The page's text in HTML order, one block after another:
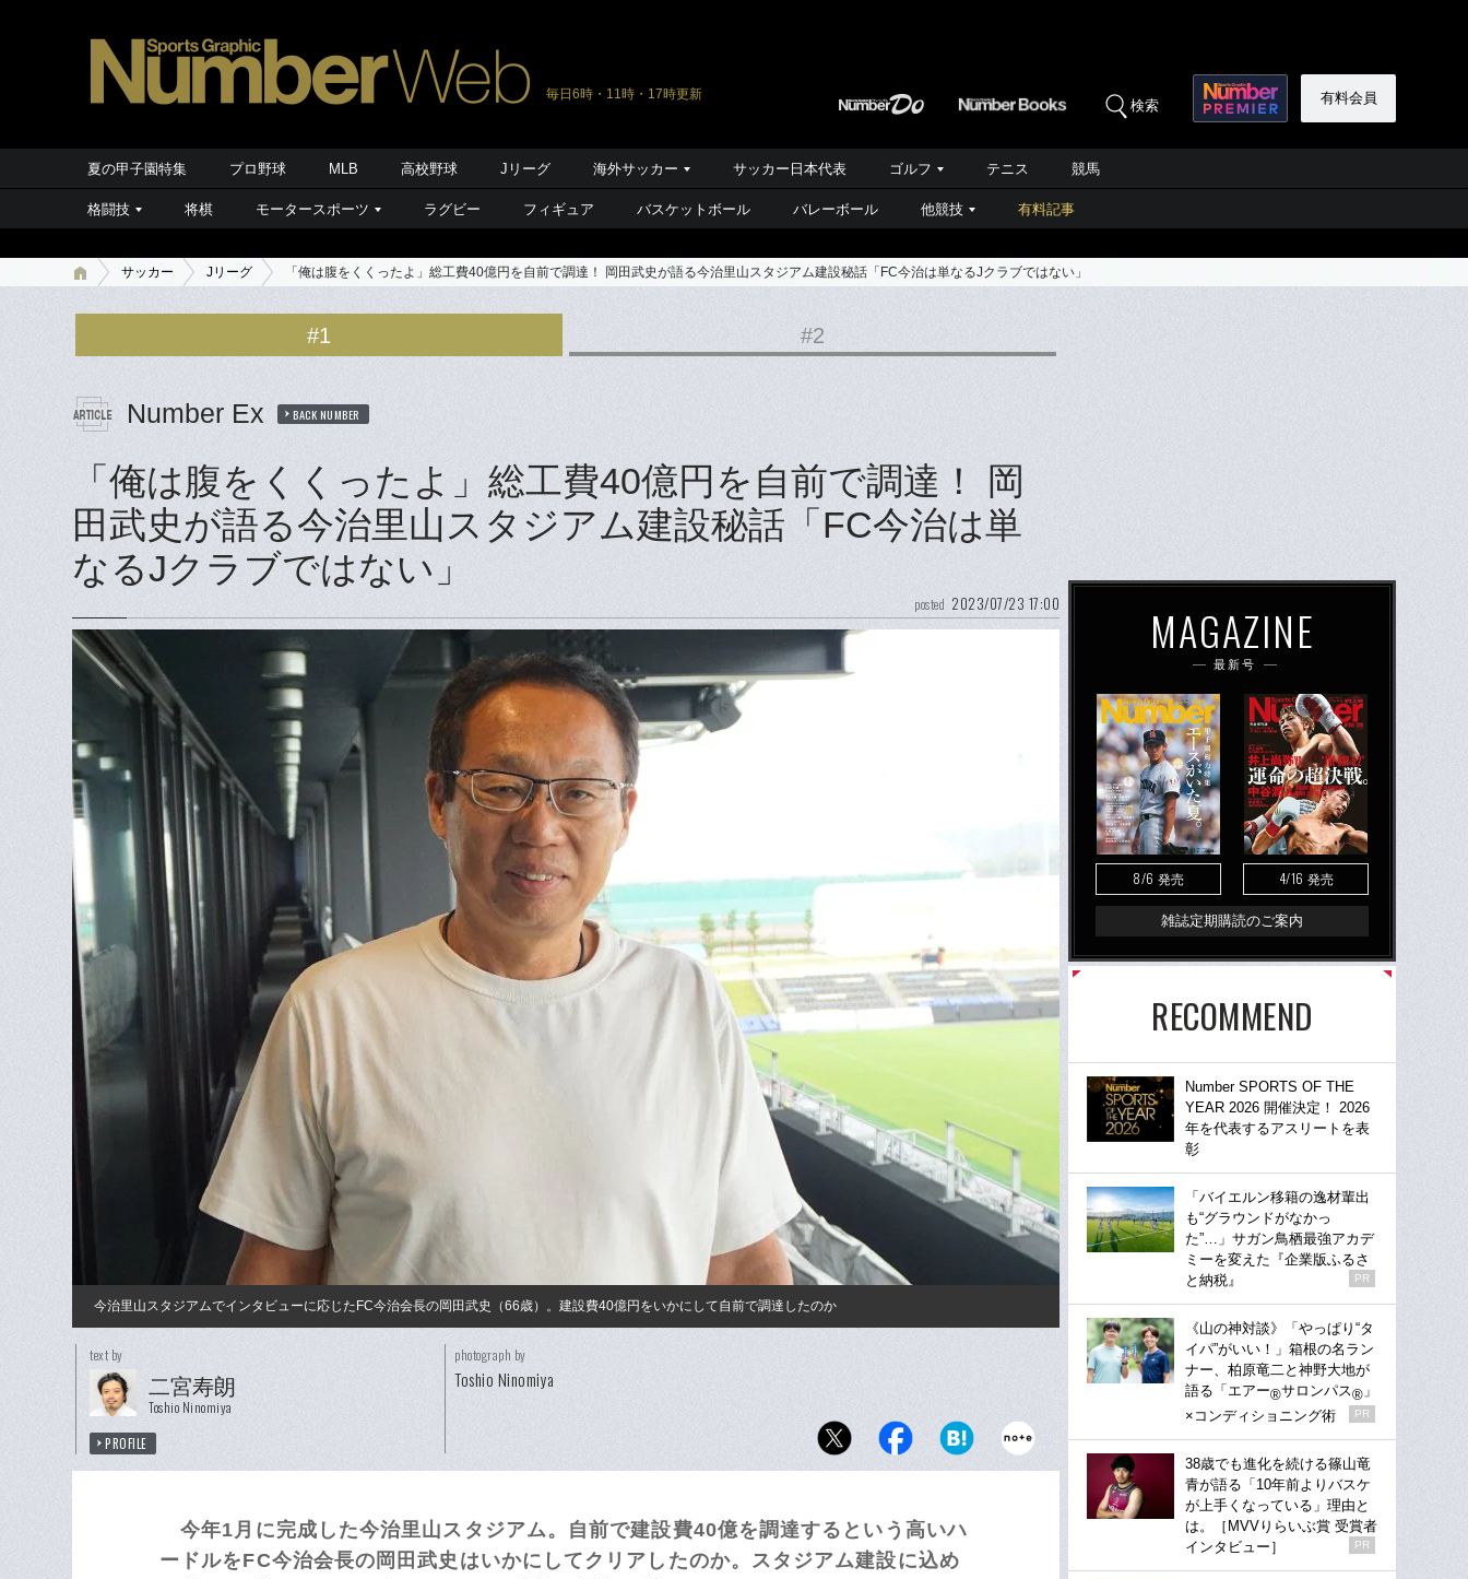
毎日6時・11時・17時更新
検索 有料会員
夏の甲子園特集 プロ野球 MLB 高校野球 Jリーグ 海外サッカー サッカー日本代表 ゴルフ テニス 競馬
格闘技 将棋 モータースポーツ ラグビー フィギュア バスケットボール バレーボール 他競技 有料記事
サッカー Jリーグ 「俺は腹をくくったよ」総工費40億円を自前で調達！ 岡田武史が語る今治里山スタジアム建設秘話「FC今治は単なるJクラブではない」
#1 #2
Number Ex BACK NUMBER
「俺は腹をくくったよ」総工費40億円を自前で調達！ 岡
田武史が語る今治里山スタジアム建設秘話「FC今治は単
なるJクラブではない」
posted 2023/07/23 17:00
今治里山スタジアムでインタビューに応じたFC今治会長の岡田武史（66歳）。建設費40億円をいかにして自前で調達したのか
text by
二宮寿朗
Toshio Ninomiya
PROFILE
photograph by
Toshio Ninomiya
今年1月に完成した今治里山スタジアム。自前で建設費40億を調達するという高いハ
ードルをFC今治会長の岡田武史はいかにしてクリアしたのか。スタジアム建設に込め
MAGAZINE
最新号
8/6 発売 4/16 発売
雑誌定期購読のご案内
RECOMMEND
Number SPORTS OF THE
YEAR 2026 開催決定！ 2026
年を代表するアスリートを表
彰
「バイエルン移籍の逸材輩出
も“グラウンドがなかっ
た”…」サガン鳥栖最強アカデ
ミーを変えた『企業版ふるさ
と納税』
PR
《山の神対談》「やっぱり“タ
イパ”がいい！」箱根の名ラン
ナー、柏原竜二と神野大地が
語る「エアー®サロンパス® 」
×コンディショニング術
PR
38歳でも進化を続ける篠山竜
青が語る「10年前よりバスケ
が上手くなっている」理由と
は。［MVVりらいぶ賞 受賞者
インタビュー］
PR